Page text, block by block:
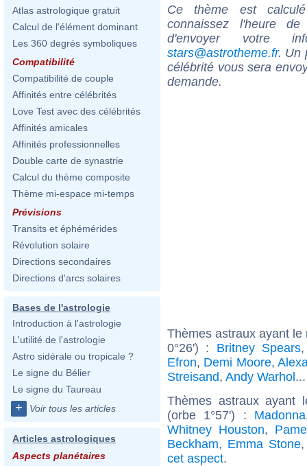
Atlas astrologique gratuit
Calcul de l'élément dominant
Les 360 degrés symboliques
Compatibilité
Compatibilité de couple
Affinités entre célébrités
Love Test avec des célébrités
Affinités amicales
Affinités professionnelles
Double carte de synastrie
Calcul du thème composite
Thème mi-espace mi-temps
Prévisions
Transits et éphémérides
Révolution solaire
Directions secondaires
Directions d'arcs solaires
Bases de l'astrologie
Introduction à l'astrologie
L'utilité de l'astrologie
Astro sidérale ou tropicale ?
Le signe du Bélier
Le signe du Taureau
+ Voir tous les articles
Articles astrologiques
Aspects planétaires
Ce thème est
connaissez l'heure
d'envoyer votre
stars@astrotheme.fr. Un
célébrité vous sera
demande.
Thèmes astraux ayant
0°26') : Britney Spears
Efron, Demi Moore,
Streisand, Andy Warhol
Thèmes astraux ayant
(orbe 1°57') : Madonna
Whitney Houston,
Beckham, Emma Stone
cet aspect.